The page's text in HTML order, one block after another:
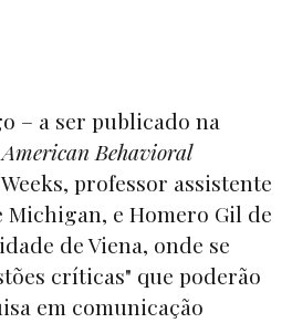
– a ser publicado na
American Behavioral
professor assistente
Michigan, e Homero Gil de
de Viena, onde se
críticas" que poderão
em comunicação